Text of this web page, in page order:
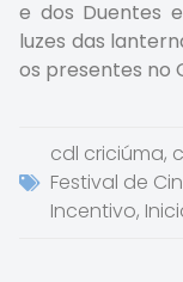
e dos Duentes
luzes das
os presentes no
cdl criciúma,
Festival de
Incentivo,